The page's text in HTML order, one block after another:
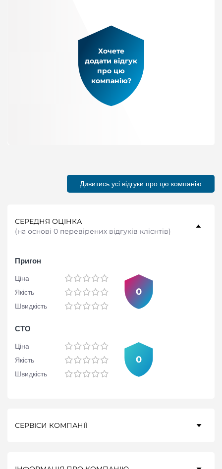
Хочете
додати відгук
про цю
компанію?
Дивитись усі відгуки про цю компанію
СЕРЕДНЯ ОЦІНКА
(на основі 0 перевірених відгуків клієнтів)
Пригон
Ціна
Якість
Швидкість
0
СТО
Ціна
Якість
Швидкість
0
СЕРВІСИ КОМПАНІЇ